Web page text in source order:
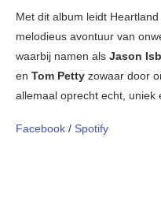
Met dit album leidt
melodieus avontuur van
waarbij namen als Jason
en Tom Petty zowaar door
allemaal oprecht echt, uniek
Facebook / Spotify